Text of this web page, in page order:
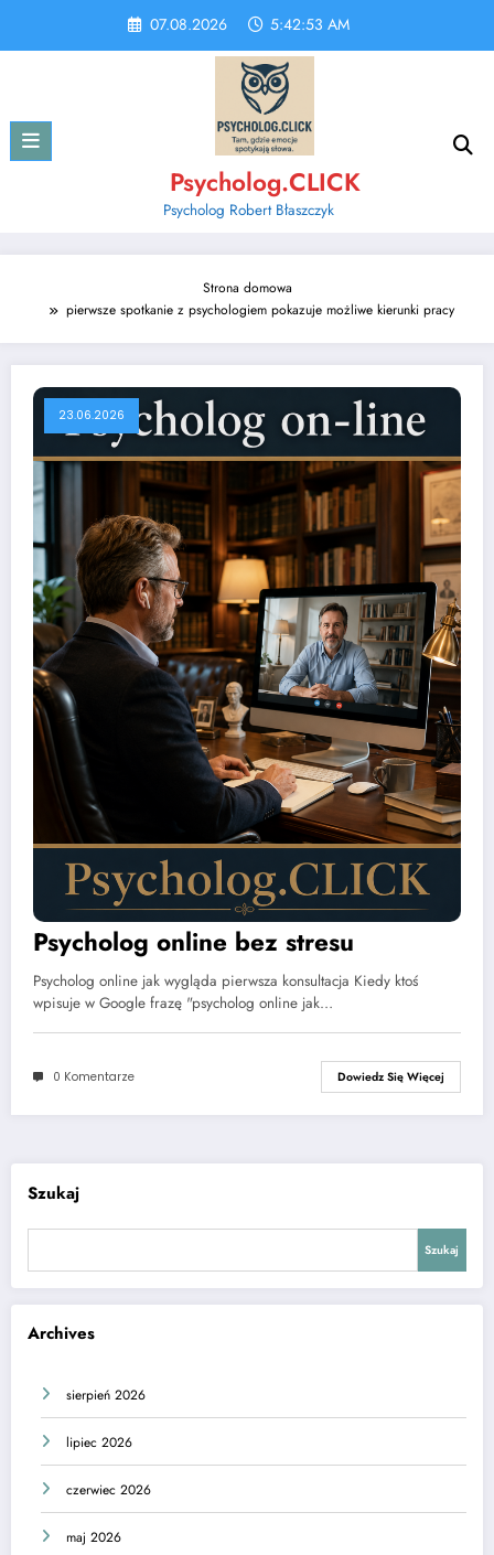
content
07.08.2026 5:42:54 AM
Psycholog.CLICK
Psycholog Robert Błaszczyk
Strona domowa
pierwsze spotkanie z psychologiem pokazuje możliwe kierunki pracy
23.06.2026
Psycholog online bez stresu
Psycholog online jak wygląda pierwsza konsultacja Kiedy ktoś
wpisuje w Google frazę "psycholog online jak…
0 Komentarze Dowiedz Się Więcej
Szukaj
Szukaj
Archives
sierpień 2026
lipiec 2026
czerwiec 2026
maj 2026